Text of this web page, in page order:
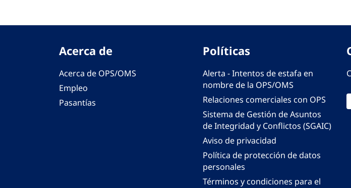
Acerca de
Acerca de OPS/OMS
Empleo
Pasantías
Políticas
Alerta - Intentos de estafa en
nombre de la OPS/OMS
Relaciones comerciales con OPS
Sistema de Gestión de Asuntos
de Integridad y Conflictos (SGAIC)
Aviso de privacidad
Política de protección de datos
personales
Términos y condiciones para el